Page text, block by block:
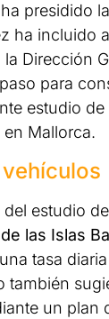
presidido
ha incluido
Dirección
para
estudio
Mallorca.
estudio
las Islas
tasa
un plan